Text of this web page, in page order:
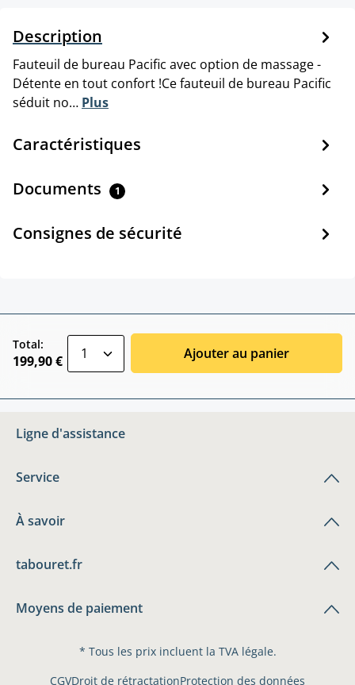
Description
Fauteuil de bureau Pacific avec option de massage -
Détente en tout confort !Ce fauteuil de bureau Pacific
séduit no… Plus
Caractéristiques
Documents 1
Consignes de sécurité
Total:
199,90 € Ajouter au panier
Ligne d'assistance
Service
À savoir
tabouret.fr
Moyens de paiement
* Tous les prix incluent la TVA légale.
CGVDroit de rétractationProtection des données